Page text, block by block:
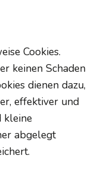
Cookies.
keinen Schaden
dienen dazu,
effektiver und
kleine
abgelegt